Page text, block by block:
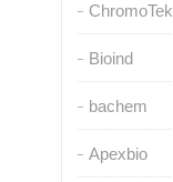
ChromoTek
Bioind
bachem
Apexbio